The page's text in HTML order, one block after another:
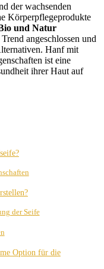
der wachsenden
Körperpflegeprodukte
und Natur
angeschlossen und
Hanf mit
ist eine
ihrer Haut auf
der Seife
Option für die